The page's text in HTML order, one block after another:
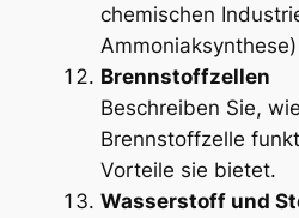
chemischen
Brennstoffzellen
Beschreiben Sie,
Brennstoffzelle
Vorteile sie bietet.
Wasserstoff und